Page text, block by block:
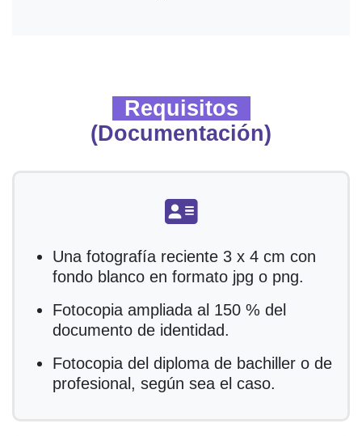
Requisitos
(Documentación)
fas fa-address-card
Una fotografía reciente 3 x 4 cm con
fondo blanco en formato jpg o png.
Fotocopia ampliada al 150 % del
documento de identidad.
Fotocopia del diploma de bachiller o de
profesional, según sea el caso.